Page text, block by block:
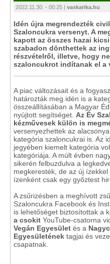
2022.11.30. - 00:25 | vaskarika.hu
Idén újra megrendezték
Szaloncukra versenyt. A
kapott az összes hazai
szabadon dönthettek az
részvételről, illetve, hogy
szaloncukrot indítanak el a
A piac változásait és a
határozták meg idén is a
összeállításában a Magyar
nyújtott segítséget. Az Év
kézművesek külön is
versenyezhettek az
kategória szaloncukrai is. Az
jegyében kiemelt kategória
kategóriája. A múlt évben
sikerén felbuzdulva a
megkeresték, de az új
ízenként csak egy győztest
A zsűrizésben a meghívott
Szaloncukra Facebook és
is lehetőséget biztosítottak a
a csokit YouTube-csatorna
Vegán Egyesület és a
Egyesületének tagjai és
csapatnak.